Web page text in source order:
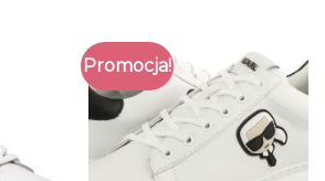
Promocja!